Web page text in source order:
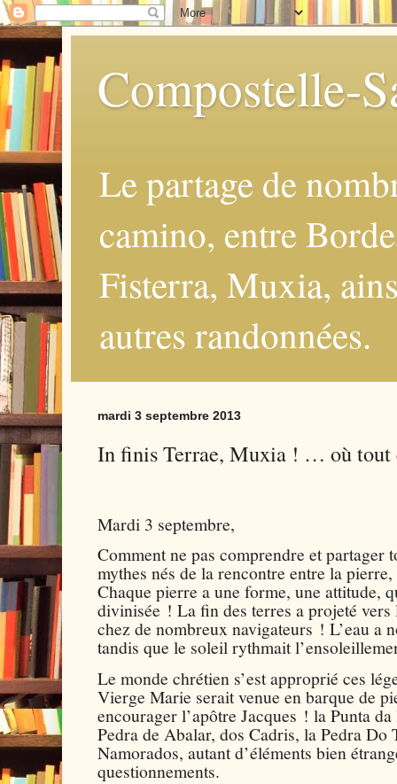
Compostelle-
Le partage de
camino, entre
Fisterra, Muxia,
autres randonnées.
mardi 3 septembre 2013
In finis Terrae, Muxia ! … où tout
Mardi 3 septembre,
Comment ne pas comprendre et partager
mythes nés de la rencontre entre la
Chaque pierre a une forme, une attitude,
divinisée ! La fin des terres a projeté vers
chez de nombreux navigateurs ! L’eau a
tandis que le soleil rythmait
Le monde chrétien s’est approprié ces
Vierge Marie serait venue en barque de
encourager l’apôtre Jacques ! la Punta
Pedra de Abalar, dos Cadris, la Pedra Do
Namorados, autant d’éléments bien
questionnements.